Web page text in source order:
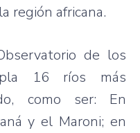
región africana.
de los
16 ríos más
como ser: En
y el Maroni; en